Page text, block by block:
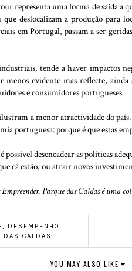
representa uma forma de saída a
que deslocalizam a produção para
em Portugal, passam a ser
tende a haver impactos
menos evidente mas reflecte,
e consumidores portugueses.
a menor atractividade do
portuguesa: porque é que estas
possível desencadear as políticas
cá estão, ou atrair novos
Parque das Caldas é uma
, DESEMPENHO,
DAS CALDAS
YOU MAY ALSO LIKE